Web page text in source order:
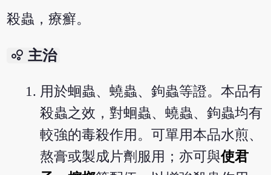
殺蟲，療癬。
bubble_chart 主治
用於蛔蟲、蟯蟲、鉤蟲等證。本品有
殺蟲之效，對蛔蟲、蟯蟲、鉤蟲均有
較強的毒殺作用。可單用本品水煎、
熬膏或製成片劑服用；亦可與使君